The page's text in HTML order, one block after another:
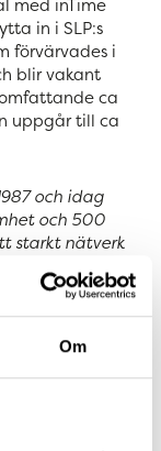
Om
in i SLP:s
förvärvades i
blir vakant
ca
uppgår till ca
och idag
och 500
starkt nätverk
emot att
Hanspeter
i